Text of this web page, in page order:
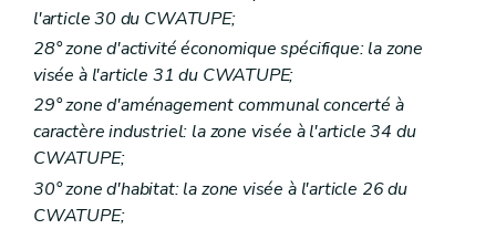
l'article 30 du CWATUPE;
28° zone d'activité économique spécifique: la zone
visée à l'article 31 du CWATUPE;
29° zone d'aménagement communal concerté à
caractère industriel: la zone visée à l'article 34 du
CWATUPE;
30° zone d'habitat: la zone visée à l'article 26 du
CWATUPE;